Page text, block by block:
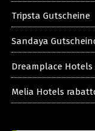
Tripsta Gutscheine
Sandaya
Dreamplace
Melia Hotels